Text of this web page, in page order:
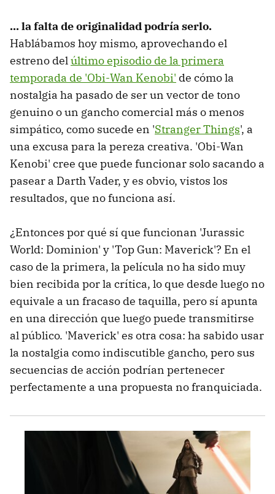
... la falta de originalidad podría serlo.
Hablábamos hoy mismo, aprovechando el
estreno delúltimo episodio de la primera
temporada de 'Obi-Wan Kenobi' de cómo la
nostalgia ha pasado de ser un vector de tono
genuino o un gancho comercial más o menos
simpático, como sucede en 'Stranger Things', a
una excusa para la pereza creativa. 'Obi-Wan
Kenobi' cree que puede funcionar solo sacando a
pasear a Darth Vader, y es obvio, vistos los
resultados, que no funciona así.
¿Entonces por qué sí que funcionan 'Jurassic
World: Dominion' y 'Top Gun: Maverick'? En el
caso de la primera, la película no ha sido muy
bien recibida por la crítica, lo que desde luego no
equivale a un fracaso de taquilla, pero sí apunta
en una dirección que luego puede transmitirse
al público. 'Maverick' es otra cosa: ha sabido usar
la nostalgia como indiscutible gancho, pero sus
secuencias de acción podrían pertenecer
perfectamente a una propuesta no franquiciada.